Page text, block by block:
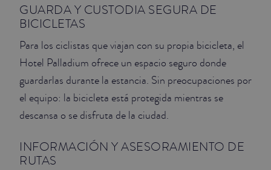
GUARDA Y CUSTODIA SEGURA DE
BICICLETAS
Para los ciclistas que viajan con su propia bicicleta, el
Hotel Palladium ofrece un espacio seguro donde
guardarlas durante la estancia. Sin preocupaciones por
el equipo: la bicicleta está protegida mientras se
descansa o se disfruta de la ciudad.
INFORMACIÓN Y ASESORAMIENTO DE
RUTAS